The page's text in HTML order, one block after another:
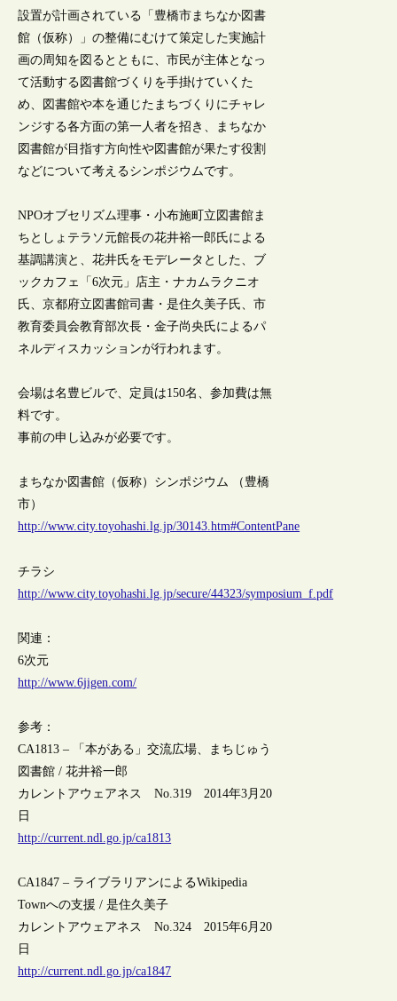
設置が計画されている「豊橋市まちなか図書
館（仮称）」の整備にむけて策定した実施計
画の周知を図るとともに、市民が主体となっ
て活動する図書館づくりを手掛けていくた
め、図書館や本を通じたまちづくりにチャレ
ンジする各方面の第一人者を招き、まちなか
図書館が目指す方向性や図書館が果たす役割
などについて考えるシンポジウムです。
NPOオブセリズム理事・小布施町立図書館ま
ちとしょテラソ元館長の花井裕一郎氏による
基調講演と、花井氏をモデレータとした、ブ
ックカフェ「6次元」店主・ナカムラクニオ
氏、京都府立図書館司書・是住久美子氏、市
教育委員会教育部次長・金子尚央氏によるパ
ネルディスカッションが行われます。
会場は名豊ビルで、定員は150名、参加費は無
料です。
事前の申し込みが必要です。
まちなか図書館（仮称）シンポジウム （豊橋
市）
http://www.city.toyohashi.lg.jp/30143.htm#ContentPane
チラシ
http://www.city.toyohashi.lg.jp/secure/44323/symposium_f.pdf
関連：
6次元
http://www.6jigen.com/
参考：
CA1813 – 「本がある」交流広場、まちじゅう
図書館 / 花井裕一郎
カレントアウェアネス No.319 2014年3月20
日
http://current.ndl.go.jp/ca1813
CA1847 – ライブラリアンによるWikipedia
Townへの支援 / 是住久美子
カレントアウェアネス No.324 2015年6月20
日
http://current.ndl.go.jp/ca1847